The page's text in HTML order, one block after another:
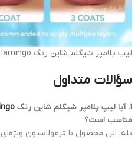
لیپ پلامپر شیگلم شاین رنگ Pink Flamingo
سؤالات متداول
1. آیا لیپ پلامپر شیگلم شاین رنگ
مناسب است؟
بله، این محصول با فرمولاسیون ویژه‌ای